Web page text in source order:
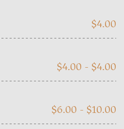
$4.00
$4.00 - $4.00
$6.00 - $10.00